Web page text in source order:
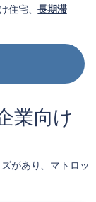
住宅、長期滞
業向け
があり、マトロッ